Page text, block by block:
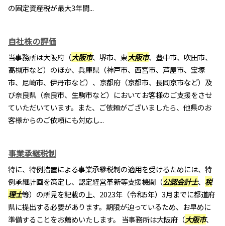
の固定資産税が最大3年間...
自社株の評価
当事務所は大阪府（大阪市、堺市、東大阪市、豊中市、吹田市、
高槻市など）のほか、兵庫県（神戸市、西宮市、芦屋市、宝塚
市、尼崎市、伊丹市など）、京都府（京都市、長岡京市など）及
び奈良県（奈良市、生駒市など）においてお客様のご支援をさせ
ていただいています。また、ご依頼がございましたら、他県のお
客様からのご依頼にも対応し...
事業承継税制
特に、特例措置による事業承継税制の適用を受けるためには、特
例承継計画を策定し、認定経営革新等支援機関（公認会計士、 税
理士等）の所見を記載の上、2023年（令和5年）3月までに都道府
県に提出する必要があります。期限が迫っているため、お早めに
準備することをお薦めいたします。 当事務所は大阪府（大阪市、